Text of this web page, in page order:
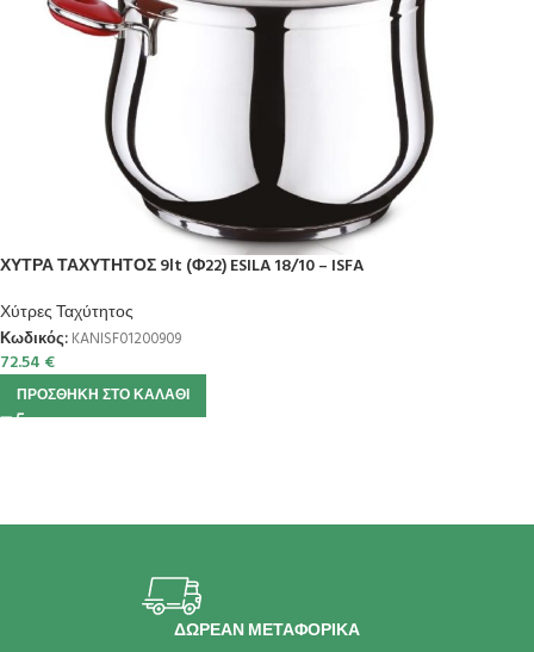
ΧΥΤΡΑ ΤΑΧΥΤΗΤΟΣ 9lt (Φ22) ESILA 18/10 – ISFA
Χύτρες Ταχύτητος
Κωδικός: KANISF01200909
72.54 €
ΠΡΟΣΘΉΚΗ ΣΤΟ ΚΑΛΆΘΙ
ΔΩΡΕΑΝ ΜΕΤΑΦΟΡΙΚΑ